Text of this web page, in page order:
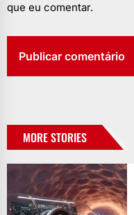
que eu comentar.
MORE STORIES